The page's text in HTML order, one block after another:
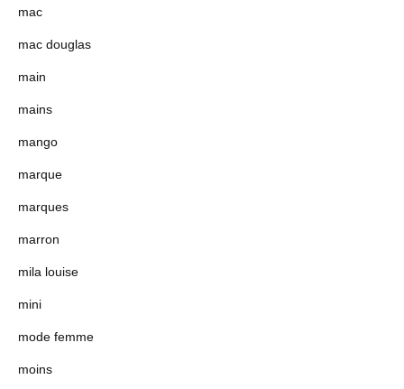
mac
mac douglas
main
mains
mango
marque
marques
marron
mila louise
mini
mode femme
moins